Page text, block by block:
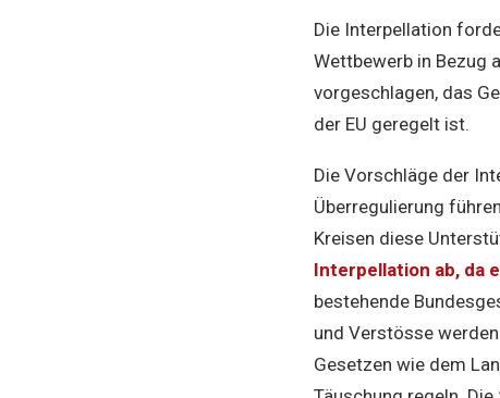
Die Interpellation
Wettbewerb in Bezug
vorgeschlagen, das
der EU geregelt ist.
Die Vorschläge der
Überregulierung
Kreisen diese
Interpellation ab, da
bestehende
und Verstösse
Gesetzen wie dem